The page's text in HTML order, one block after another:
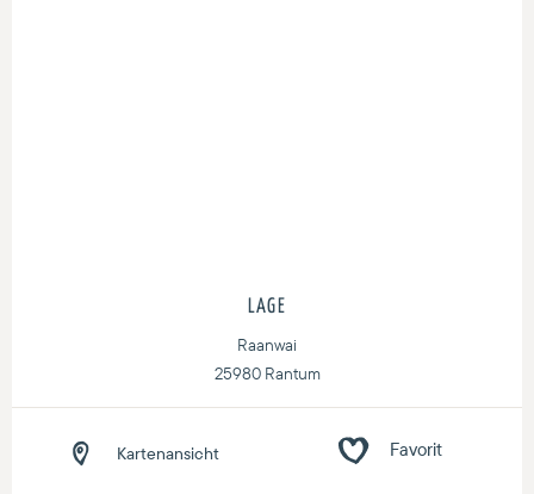
LAGE
Raanwai
25980 Rantum
Kartenansicht